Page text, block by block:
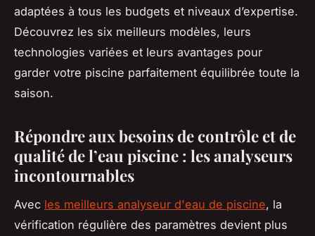
adaptées à tous les budgets et niveaux d’expertise.
Découvrez les six meilleurs modèles, leurs
technologies variées et leurs avantages pour
garder votre piscine parfaitement équilibrée toute la
saison.
Répondre aux besoins de contrôle et de
qualité de l’eau piscine : les analyseurs
incontournables
Avec les meilleurs analyseur d'eau de piscine, la
vérification régulière des paramètres devient plus